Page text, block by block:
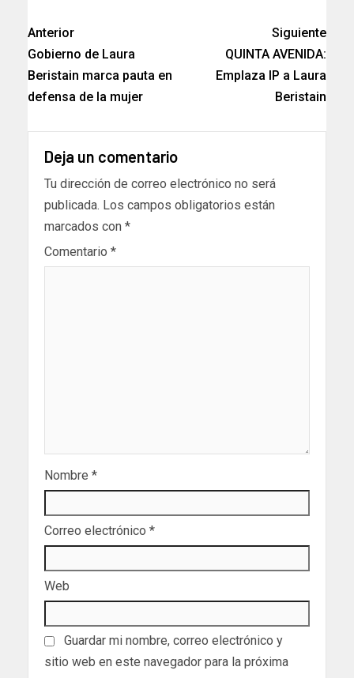
Anterior
Gobierno de Laura
Beristain marca pauta en
defensa de la mujer
Siguiente
QUINTA AVENIDA:
Emplaza IP a Laura
Beristain
Deja un comentario
Tu dirección de correo electrónico no será
publicada. Los campos obligatorios están
marcados con *
Comentario *
Nombre *
Correo electrónico *
Web
Guardar mi nombre, correo electrónico y
sitio web en este navegador para la próxima